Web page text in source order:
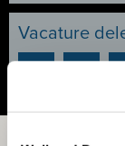
Vacature